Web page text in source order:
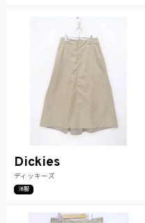
Dickies
ディッキーズ
洋服